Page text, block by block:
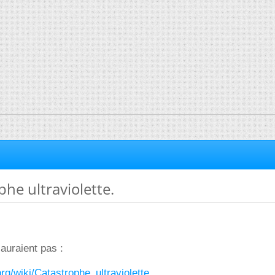
ultraviolette.
pas :